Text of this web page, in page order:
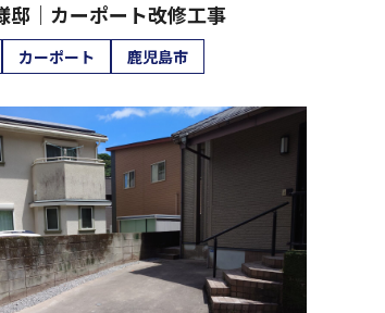
邸｜カーポート改修工事
カーポート 鹿児島市